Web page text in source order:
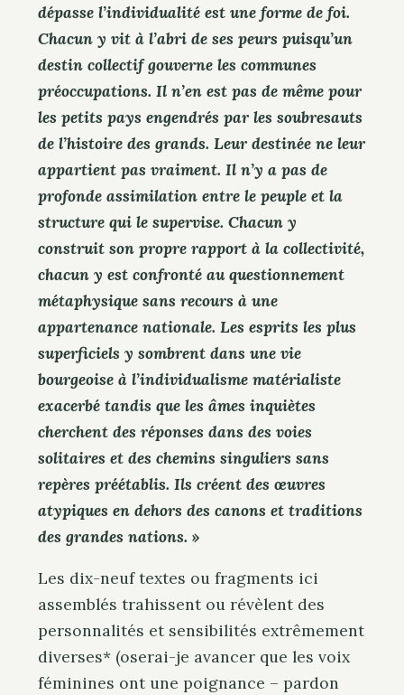
dépasse l’individualité est une forme de foi.
Chacun y vit à l’abri de ses peurs puisqu’un
destin collectif gouverne les communes
préoccupations. Il n’en est pas de même pour
les petits pays engendrés par les soubresauts
de l’histoire des grands. Leur destinée ne leur
appartient pas vraiment. Il n’y a pas de
profonde assimilation entre le peuple et la
structure qui le supervise. Chacun y
construit son propre rapport à la collectivité,
chacun y est confronté au questionnement
métaphysique sans recours à une
appartenance nationale. Les esprits les plus
superficiels y sombrent dans une vie
bourgeoise à l’individualisme matérialiste
exacerbé tandis que les âmes inquiètes
cherchent des réponses dans des voies
solitaires et des chemins singuliers sans
repères préétablis. Ils créent des œuvres
atypiques en dehors des canons et traditions
des grandes nations. »
Les dix-neuf textes ou fragments ici
assemblés trahissent ou révèlent des
personnalités et sensibilités extrêmement
diverses* (oserai-je avancer que les voix
féminines ont une poignance – pardon